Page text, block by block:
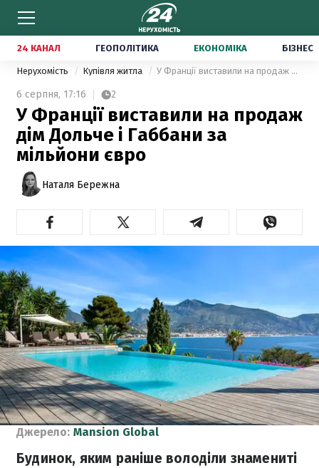
24 КАНАЛ ГЕОПОЛІТИКА ЕКОНОМІКА БІЗНЕС
Нерухомість Купівля житла У Франції виставили на продаж дім Дольче і Габбани за мільйони євро
6 серпня, 17:16 2
У Франції виставили на продаж
дім Дольче і Габбани за
мільйони євро
Наталя Бережна
Джерело: Mansion Global
Будинок, яким раніше володіли знамениті